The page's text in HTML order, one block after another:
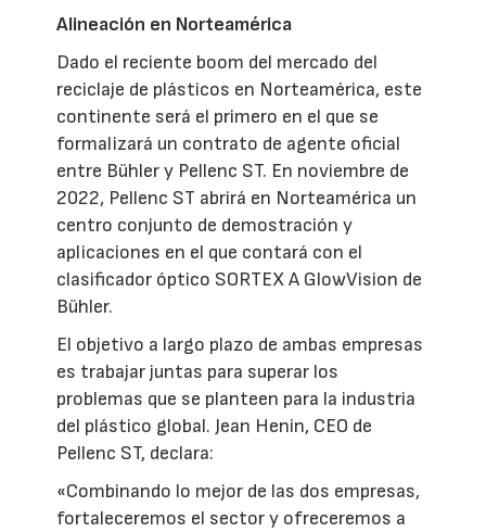
Alineación en Norteamérica
Dado el reciente boom del mercado del
reciclaje de plásticos en Norteamérica, este
continente será el primero en el que se
formalizará un contrato de agente oficial
entre Bühler y Pellenc ST. En noviembre de
2022, Pellenc ST abrirá en Norteamérica un
centro conjunto de demostración y
aplicaciones en el que contará con el
clasificador óptico SORTEX A GlowVision de
Bühler.
El objetivo a largo plazo de ambas empresas
es trabajar juntas para superar los
problemas que se planteen para la industria
del plástico global. Jean Henin, CEO de
Pellenc ST, declara:
«Combinando lo mejor de las dos empresas,
fortaleceremos el sector y ofreceremos a